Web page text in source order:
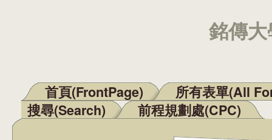
銘傳
主選單
首頁(FrontPage)
所有表單(All
搜尋(Search)
前程規劃處(CPC)